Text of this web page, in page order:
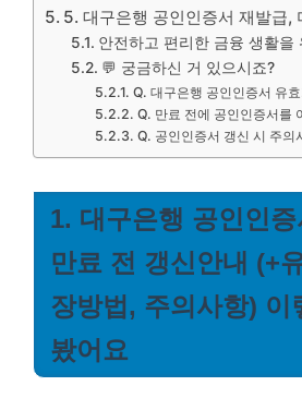
5. 대구은행 공인인증서 재발급,
안전하고 편리한 금융 생활을
💬 궁금하신 거 있으시죠?
Q. 대구은행 공인인증서 유
Q. 만료 전에 공인인증서를
Q. 공인인증서 갱신 시 주의
1. 대구은행 공인인
만료 전 갱신안내 (+
장방법, 주의사항) 이
봤어요